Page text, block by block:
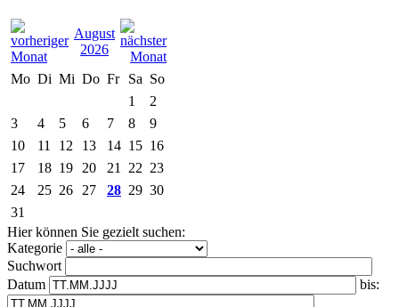
August
2026
Mo Di Mi Do Fr Sa So
1
2
3
4 5 6 7 8
9
10
11 12 13 14 15 16
17
18 19 20 21 22 23
24
25 26 27 28 29 30
31
Hier können Sie gezielt suchen:
Kategorie
Suchwort
Datum
bis: